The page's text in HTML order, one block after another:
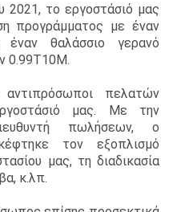
2021, το εργοστάσιό μας
προγράμματος με έναν
θαλάσσιο γερανό
0.99T10M.
πελατών
μας. Με την
πωλήσεων, ο
τον εξοπλισμό
μας, τη διαδικασία
κ.λπ.